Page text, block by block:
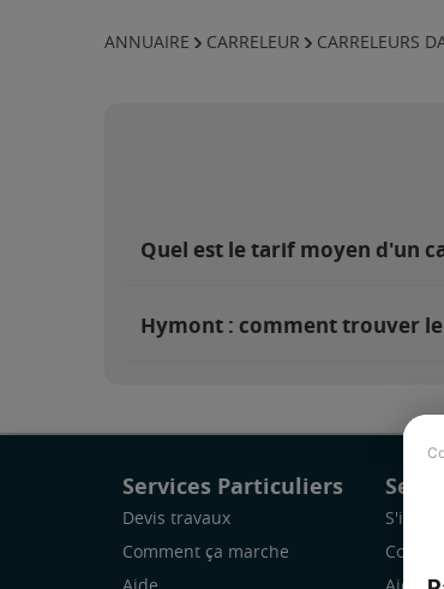
ANNUAIRE CARRELEUR CARRELEURS
Quel est le tarif moyen d'un
Hymont : comment trouver
Services Particuliers
Devis travaux
Comment ça marche